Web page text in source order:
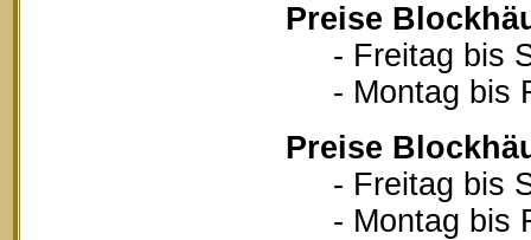
Preise
- Freitag bis
- Montag bis
Preise
- Freitag bis
- Montag bis